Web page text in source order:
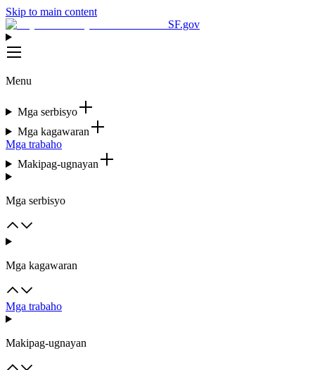
Skip to main content
SF.gov
Menu
Mga serbisyo
Mga kagawaran
Mga trabaho
Makipag-ugnayan
Mga serbisyo
Mga kagawaran
Mga trabaho
Makipag-ugnayan